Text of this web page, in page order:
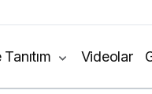
Videolar